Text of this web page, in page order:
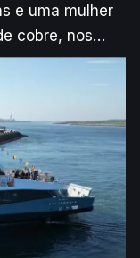
e uma mulher
cobre, nos
Viseu e Aveiro,
estimado